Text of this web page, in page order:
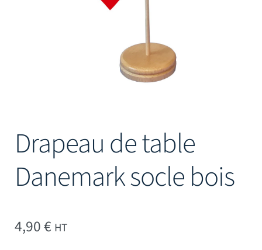
Drapeau de table
Danemark socle bois
4,90€ HT